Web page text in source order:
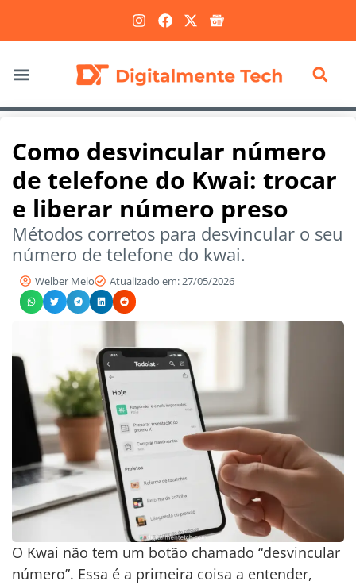
Como desvincular número
de telefone do Kwai: trocar
e liberar número preso
Métodos corretos para desvincular o seu
número de telefone do kwai.
Welber Melo Atualizado em: 27/05/2026
O Kwai não tem um botão chamado “desvincular
número”. Essa é a primeira coisa a entender,